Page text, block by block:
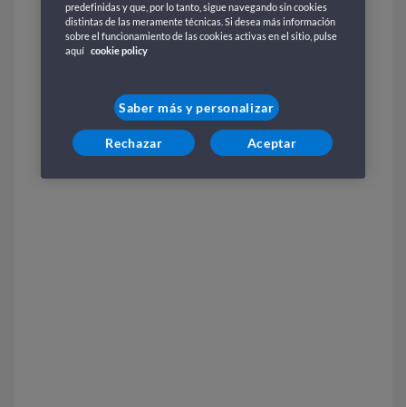
predefinidas y que, por lo tanto, sigue navegando sin cookies
distintas de las meramente técnicas. Si desea más información
sobre el funcionamiento de las cookies activas en el sitio, pulse
aquí cookie policy
Saber más y personalizar
Rechazar Aceptar